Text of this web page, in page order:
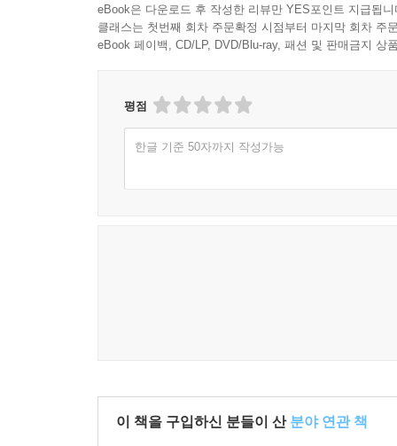
eBook은 다운로드 후 작성한 리뷰만 YES포인트 지급됩니
클래스는 첫번째 회차 주문확정 시점부터 마지막 회차 주
eBook 페이백, CD/LP, DVD/Blu-ray, 패션 및 판매금지 상
평점
한글 기준 50자까지 작성가능
이 책을 구입하신 분들이 산 분야 연관 책